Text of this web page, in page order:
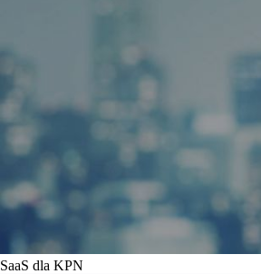
SaaS dla KPN